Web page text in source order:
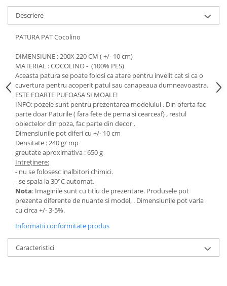
Descriere
PATURA PAT Cocolino
DIMENSIUNE : 200X 220 CM ( +/- 10 cm)
MATERIAL : COCOLINO - (100% PES)
Aceasta patura se poate folosi ca atare pentru invelit cat si ca o
cuvertura pentru acoperit patul sau canapeaua dumneavoastra.
ESTE FOARTE PUFOASA SI MOALE!
INFO: pozele sunt pentru prezentarea modelului . Din oferta fac
parte doar Paturile ( fara fete de perna si cearceaf) , restul
obiectelor din poza, fac parte din decor .
Dimensiunile pot diferi cu +/- 10 cm
Densitate : 240 g/ mp
greutate aproximativa : 650 g
Intreținere:
- nu se folosesc inalbitori chimici.
- se spala la 30°C automat.
Nota: Imaginile sunt cu titlu de prezentare. Produsele pot
prezenta diferente de nuante si model, . Dimensiunile pot varia
cu circa +/- 3-5%.
Informatii conformitate produs
Caracteristici